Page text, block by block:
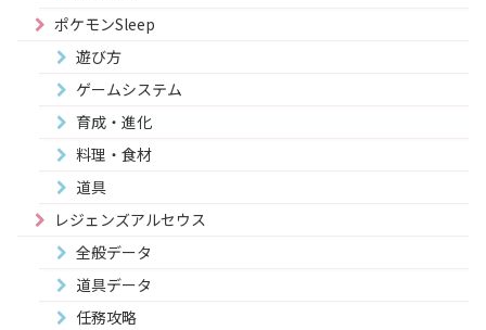
ポケモンSleep
遊び方
ゲームシステム
育成・進化
料理・食材
道具
レジェンズアルセウス
全般データ
道具データ
任務攻略